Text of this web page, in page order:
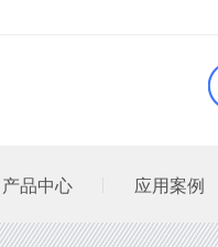
产品中心 应用案例